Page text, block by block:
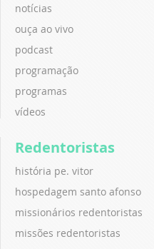
notícias
ouça ao vivo
podcast
programação
programas
vídeos
Redentoristas
história pe. vitor
hospedagem santo afonso
missionários redentoristas
missões redentoristas